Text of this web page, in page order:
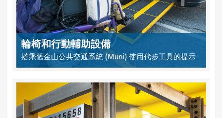
輪椅和行動輔助設備
搭乘舊金山公共交通系統 (Muni) 使用代步工具的提示